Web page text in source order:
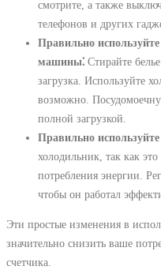
смотрите, а также
телефонов и других
Правильно
машины⁚ Стирайте
загрузка. Используйте
возможно.
полной загрузкой.
Правильно используйте
холодильник, так как
потребления энергии.
чтобы он работал
Эти простые изменения в
значительно снизить ваше
счетчика.